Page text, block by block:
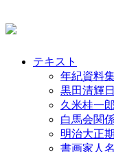
テキスト
年紀資料
黒田清輝
久米桂一
白馬会関
明治大正
書画家人